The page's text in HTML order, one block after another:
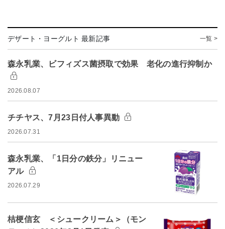
デザート・ヨーグルト 最新記事 一覧 >
森永乳業、ビフィズス菌摂取で効果 老化の進行抑制か
2026.08.07
チチヤス、7月23日付人事異動
2026.07.31
森永乳業、「1日分の鉄分」リニュー
アル
2026.07.29
桔梗信玄 ＜シュークリーム＞（モン